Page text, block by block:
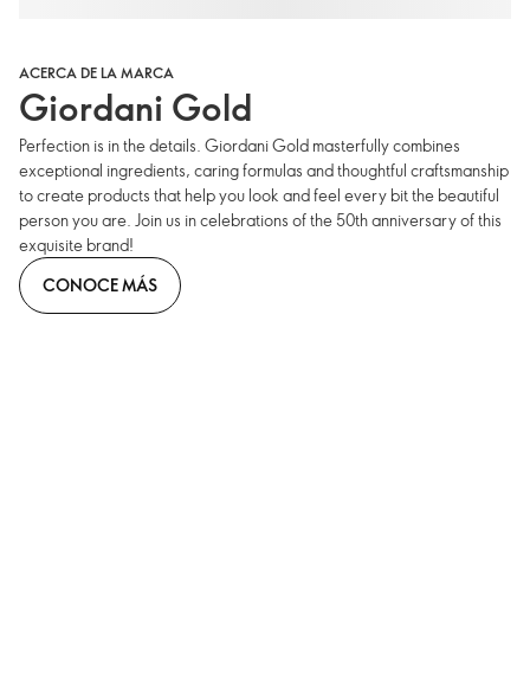
ACERCA DE LA MARCA
Giordani Gold
Perfection is in the details. Giordani Gold masterfully combines
exceptional ingredients, caring formulas and thoughtful craftsmanship
to create products that help you look and feel every bit the beautiful
person you are. Join us in celebrations of the 50th anniversary of this
exquisite brand!
CONOCE MÁS